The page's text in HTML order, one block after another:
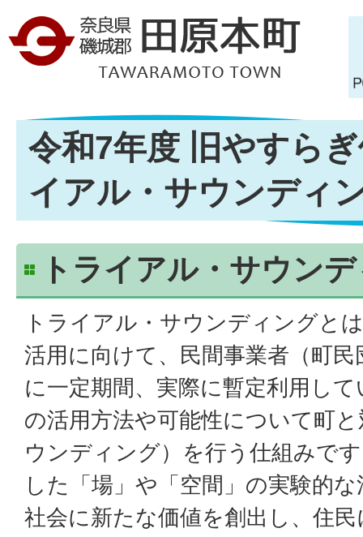
令和7年度 旧やすら
イアル・サウンディ
トライアル・サウン
トライアル・サウンディングと
活用に向けて、民間事業者（町
に一定期間、実際に暫定利用し
の活用方法や可能性について町
ウンディング）を行う仕組みで
した「場」や「空間」の実験的
社会に新たな価値を創出し、住